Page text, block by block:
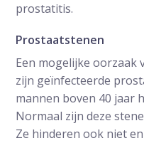
prostatitis.
Prostaatstenen
Een mogelijke oorzaak
zijn geïnfecteerde
mannen boven 40 jaar
Normaal zijn deze
Ze hinderen ook niet